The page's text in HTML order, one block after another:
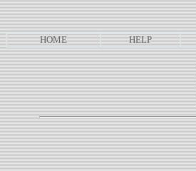
HOME HELP